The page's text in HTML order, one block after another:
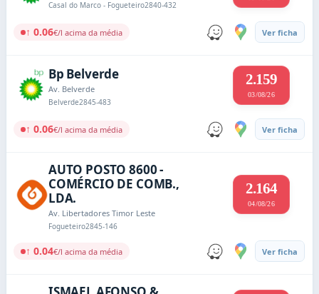
Casal do Marco - Fogueteiro2840-432
↑ 0.06€/l acima da média Ver ficha
Bp Belverde
Av. Belverde
Belverde2845-483
2.159
03/08/26
↑ 0.06€/l acima da média Ver ficha
AUTO POSTO 8600 -
COMÉRCIO DE COMB.,
LDA.
Av. Libertadores Timor Leste
Fogueteiro2845-146
2.164
04/08/26
↑ 0.04€/l acima da média Ver ficha